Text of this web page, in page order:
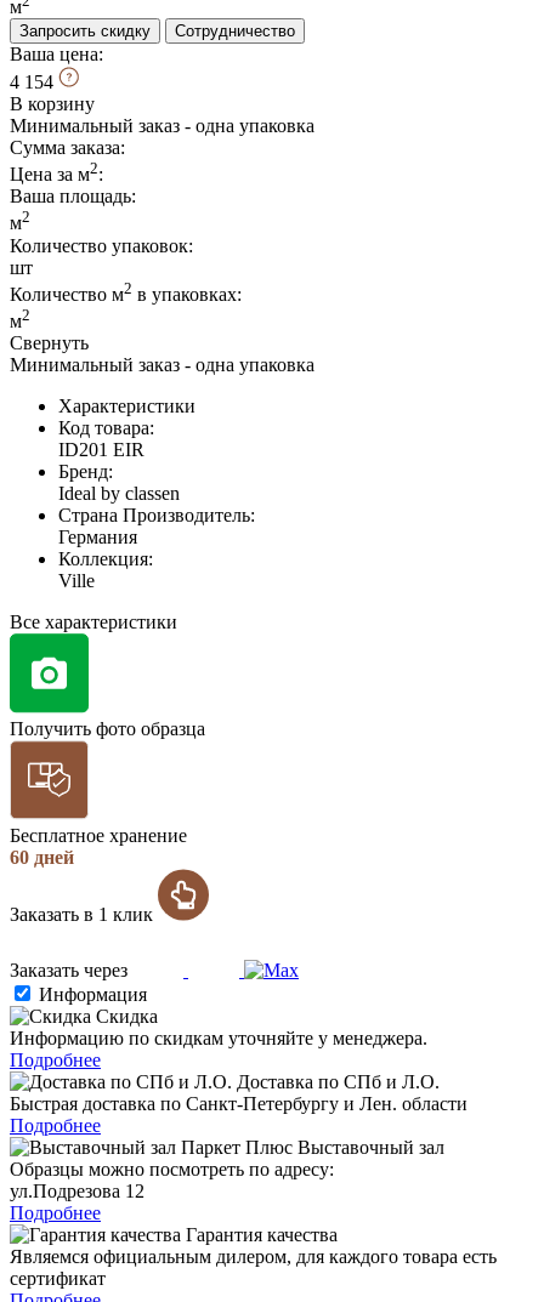
м
Запросить скидку
Сотрудничество
Ваша цена:
4 154
В корзину
Минимальный заказ - одна упаковка
Сумма заказа:
Цена за м2:
Ваша площадь:
м2
Количество упаковок:
шт
Количество м2 в упаковках:
м2
Свернуть
Минимальный заказ - одна упаковка
Характеристики
Код товара:
ID201 EIR
Бренд:
Ideal by classen
Страна Производитель:
Германия
Коллекция:
Ville
Все характеристики
Получить фото образца
Бесплатное хранение
60 дней
Заказать в 1 клик
Заказать через
Информация
Скидка
Информацию по скидкам уточняйте у менеджера.
Подробнее
Доставка по СПб и Л.О.
Быстрая доставка по Санкт-Петербургу и Лен. области
Подробнее
Выставочный зал
Образцы можно посмотреть по адресу:
ул.Подрезова 12
Подробнее
Гарантия качества
Являемся официальным дилером, для каждого товара есть
сертификат